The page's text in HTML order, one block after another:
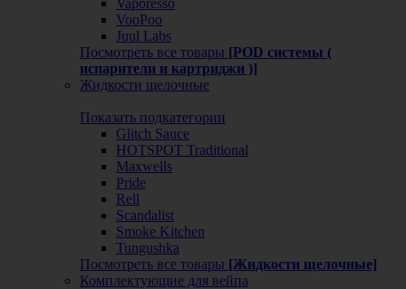
Vaporesso
VooPoo
Juul Labs
Посмотреть все товары [POD системы (
испарители и картриджи )]
Жидкости щелочные
Показать подкатегории
Glitch Sauce
HOTSPOT Traditional
Maxwells
Pride
Rell
Scandalist
Smoke Kitchen
Tungushka
Посмотреть все товары [Жидкости щелочные]
Комплектующие для вейпа